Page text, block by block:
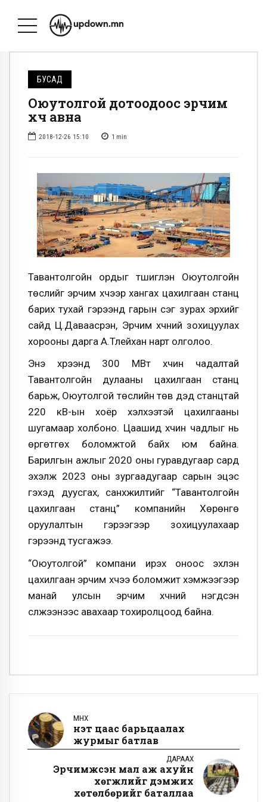
БУСАД
Оюутолгой дотоодоос эрчим
хүч авна
2018-12-26 15:10 1 min
Тавантолгойн ордыг түшиглэн Оюутолгойн
төслийг эрчим хүчээр хангах цахилгаан станц
барих тухай гэрээнд гарын үсэг зурах эрхийг
сайд Ц.Даваасүрэн, Эрчим хүчний зохицуулах
хорооны дарга А.Тлейхан нарт олголоо.
Энэ хүрээнд 300 МВт хүчин чадалтай
Тавантолгойн дулааны цахилгаан станц
барьж, Оюутолгой төслийн төв дэд станцтай
220 кВ-ын хоёр хэлхээтэй цахилгааны
шугамаар холбоно. Цаашид хүчин чадлыг нь
өргөтгөх боломжтой байх юм байна.
Барилгын ажлыг 2020 оны гуравдугаар сард
эхэлж 2023 оны зургаадугаар сарын эцэс
гэхэд дуусгах, санхүүжилтийг “Тавантолгойн
цахилгаан станц” компанийн Хөрөнгө
оруулалтын гэрээгээр зохицуулахаар
гэрээнд тусгажээ.
“Оюутолгой” компани ирэх оноос эхлэн
цахилгаан эрчим хүчээ боломжит хэмжээгээр
манай улсын эрчим хүчний нэгдсэн
сүлжээнээс авахаар тохиролцоод байна.
ӨМНӨХ
Үнэт цаас барьцаалах
журмыг батлав
ДАРААХ
Эрчимжсэн мал аж ахуйн
хөгжлийг дэмжих
хөтөлбөрийг баталлаа